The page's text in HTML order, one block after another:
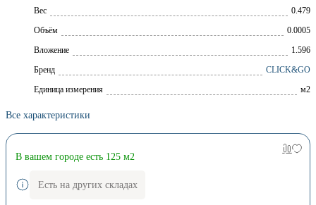
Вес
0.479
Объём
0.0005
Вложение
1.596
Брeнд
CLICK&GO
Единица измерения
м2
Все характеристики
В вашем городе есть 125 м2
Есть на других складах